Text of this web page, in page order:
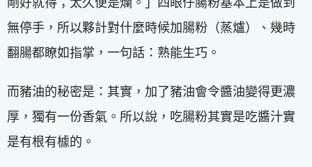
無停手，所以夥計對什麼時候加腸粉（蒸爐）、幾時
翻腸都瞭如指掌，一句話：熟能生巧。
而豬油的秘密是：其實，加了豬油會令醬油變得更濃
厚，獨有一份香氣。所以說，吃腸粉其實是吃醬汁實
是有根有㯫的。